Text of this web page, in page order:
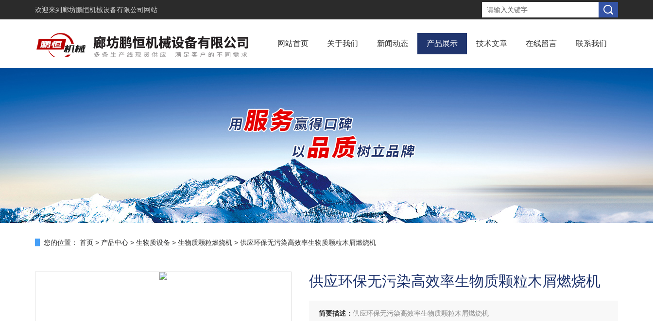
欢迎来到 廊坊鹏恒机械设备有限公司网站
网站首页 关于我们 新闻动态 产品展示 技术文章 在线留言 联系我们
您的位置： 首页 > 产品中心 > 生物质设备 > 生物质颗粒燃烧机 > 供应环保无污染高效率生物质颗粒木屑燃烧机
供应环保无污染高效率生物质颗粒木屑燃烧机
简要描述： 供应环保无污染高效率生物质颗粒木屑燃烧机